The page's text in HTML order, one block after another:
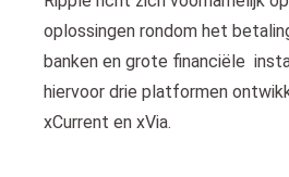
oplossingen rondom het
banken en grote financiële
hiervoor drie platformen
xCurrent en xVia.
gebruikt